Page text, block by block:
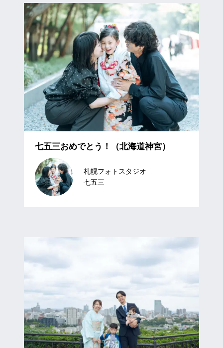
七五三おめでとう！（北海道神宮）
札幌フォトスタジオ
七五三